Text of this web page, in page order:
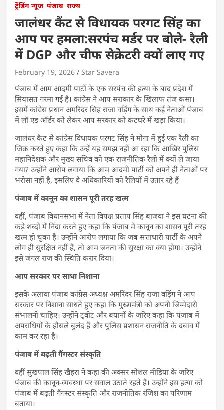
ट्रेंडिंग न्यूज पंजाब राज्य
जालंधर कैंट से विधायक परगट सिंह का
आप पर हमला:सरपंच मर्डर पर बोले- रैली
में DGP और चीफ सेक्रेटरी क्यों लाए गए
February 19, 2026 Star Savera
पंजाब में आम आदमी पार्टी के एक सरपंच की हत्या के बाद प्रदेश में
सियासत गरमा गई है। कांग्रेस ने आप सराकार के खिलाफ तंज कसा।
इसमें कांग्रेस प्रधान अमरिंदर सिंह राजा वड़िंग के साथ कई नेताओं पंजाब
में लॉ एड ऑर्डर को लेकर आप सरकार को कटघरे में खड़ा किया।
जालंधर कैट से कांग्रेस विधायक परगट सिंह ने मोगा में हुई एक रैली का
जिक्र करते हुए कहा कि उन्हें यह समझ नहीं आ रहा कि आखिर पुलिस
महानिदेशक और मुख्य सचिव को एक राजनीतिक रैली में क्यों ले जाया
गया? उन्होंने आरोप लगाया कि आम आदमी पार्टी को अपने ही नेताओं पर
भरोसा नहीं है, इसलिए वे अधिकारियों को रैलियों में उतार रहे हैं
पंजाब में कानून का शासन पूरी तरह खत्म
वहीं, पंजाब विधानसभा में नेता विपक्ष प्रताप सिंह बाजवा ने इस घटना की
कड़े शब्दों में निंदा करते हुए कहा कि पंजाब में कानून का शासन पूरी तरह
खत्म हो चुका है। उन्होंने आरोप लगाया कि जब सत्ताधारी पार्टी के अपने
लोग ही सुरक्षित नहीं हैं, तो आम जनता की सुरक्षा का क्या होगा। उन्होंने
इसे जंगल राज की स्थिति करार दिया।
आप सरकार पर साधा निशाना
इसके अलावा पंजाब कांग्रेस अध्यक्ष अमरिंदर सिंह राजा वड़िंग ने आप
सरकार पर निशाना साधते हुए कहा कि मुख्यमंत्री को अपनी जिम्मेदारी
संभालनी चाहिए। उन्होंने ट्वीट और बयानों के जरिए कहा कि पंजाब में
अपराधियों के हौसले बुलंद हैं और पुलिस प्रशासन राजनीति के दबाव में
काम कर रहा है।
पंजाब में बढ़ती गैंगस्टर संस्कृति
वहीं सुखपाल सिंह खैहरा ने कहा की अक्सर सोशल मीडिया के जरिए
पंजाब की कानून-व्यवस्था पर सवाल उठाते रहते हैं। उन्होंने इस हत्या को
पंजाब में बढ़ती गैंगस्टर संस्कृति और राजनीतिक रंजिश का परिणाम
बताया।